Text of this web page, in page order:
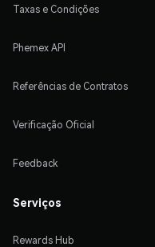
Taxas e Condições
Phemex API
Referências de Contratos
Verificação Oficial
Feedback
Serviços
Rewards Hub